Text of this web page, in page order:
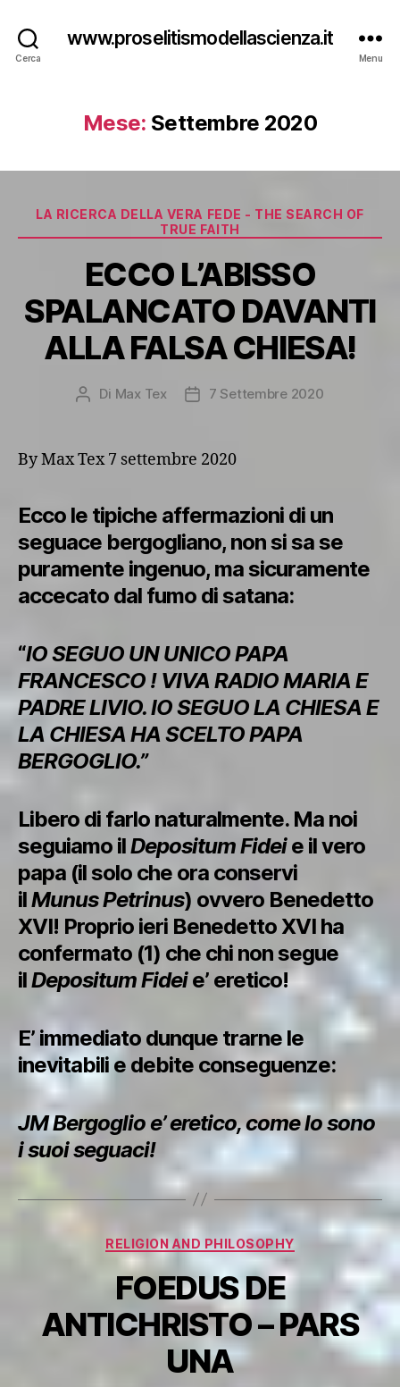
Cerca
www.proselitismodellascienza.it
Menu
Mese: Settembre 2020
Categorie
LA RICERCA DELLA VERA FEDE - THE SEARCH OF
TRUE FAITH
ECCO L’ABISSO
SPALANCATO DAVANTI
ALLA FALSA CHIESA!
Autore
Di Max Tex
Data7 Settembre 2020
By Max Tex 7 settembre 2020
Ecco le tipiche affermazioni di un
seguace bergogliano, non si sa se
puramente ingenuo, ma sicuramente
accecato dal fumo di satana:
“IO SEGUO UN UNICO PAPA
FRANCESCO ! VIVA RADIO MARIA E
PADRE LIVIO. IO SEGUO LA CHIESA E
LA CHIESA HA SCELTO PAPA
BERGOGLIO.”
Libero di farlo naturalmente. Ma noi
seguiamo ilDepositum Fideie il vero
papa (il solo che ora conservi
ilMunus Petrinus) ovvero Benedetto
XVI! Proprio ieri Benedetto XVI ha
confermato (1) che chi non segue
ilDepositum Fideie’ eretico!
E’ immediato dunque trarne le
inevitabili e debite conseguenze:
JM Bergoglio e’ eretico, come lo sono
i suoi seguaci!
Categorie
RELIGION AND PHILOSOPHY
FOEDUS DE
ANTICHRISTO – PARS
UNA